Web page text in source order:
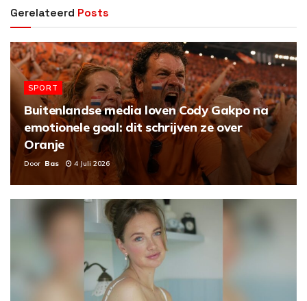
Gerelateerd Posts
SPORT
Buitenlandse media loven Cody Gakpo na
emotionele goal: dit schrijven ze over
Oranje
Door Bas 4 Juli 2026